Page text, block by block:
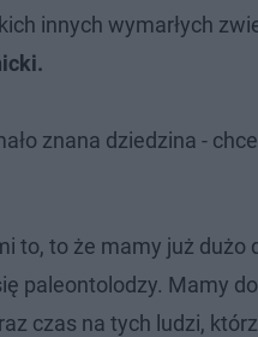
innych wymarłych
znana dziedzina -
to, to że mamy już dużo
paleontolodzy. Mamy
czas na tych ludzi,